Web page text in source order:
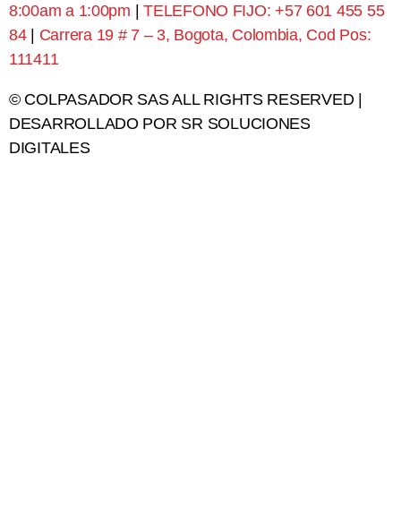
8:00am a 1:00pm |TELEFONO FIJO: +57 601 455 55
84| Carrera 19 # 7 – 3, Bogota, Colombia, Cod Pos:
111411
© COLPASADOR SAS ALL RIGHTS RESERVED |
DESARROLLADO POR SR SOLUCIONES
DIGITALES